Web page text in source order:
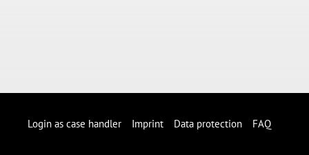
Login as case handler Imprint Data protection FAQ